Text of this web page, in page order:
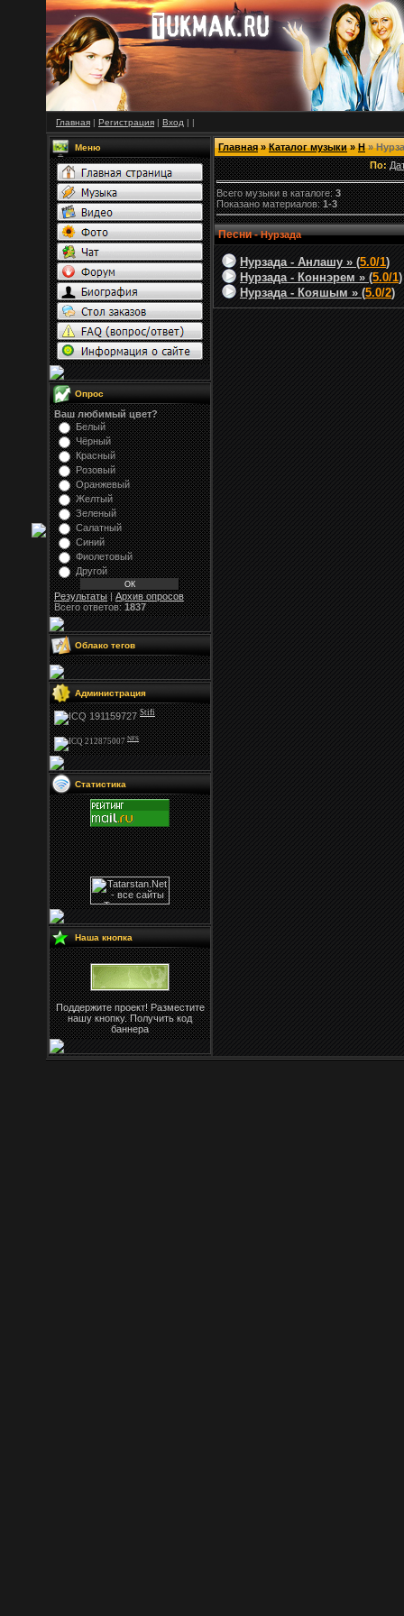
Главная | Регистрация | Вход | |
Меню
Опрос
Ваш любимый цвет?
Белый
Чёрный
Красный
Розовый
Оранжевый
Желтый
Зеленый
Салатный
Синий
Фиолетовый
Другой
Результаты|Архив опросов
Всего ответов:1837
Облако тегов
Администрация
Stifi
NFS
Статистика
Наша кнопка
Поддержите проект! Разместите
нашу кнопку. Получить код
баннера
Главная»Каталог музыки»Н»
По:
Всего музыки в каталоге:3
Показано материалов:1-3
Песни -Нурзада
Нурзада - Анлашу » (5.0/1)
Нурзада - Коннэрем » (5.0/1)
Нурзада - Кояшым » (5.0/2)